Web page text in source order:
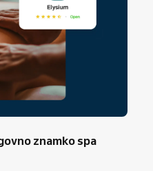
znamko spa